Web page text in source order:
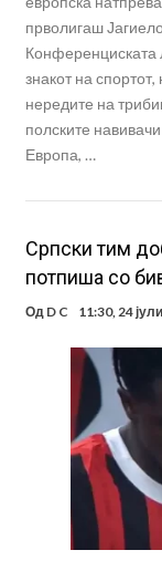
прволигаш
Конференциската
знакот на
нередите на
полските
Европа, …
Српски тим
потпиша со
Од D C 11:30, 24 јули